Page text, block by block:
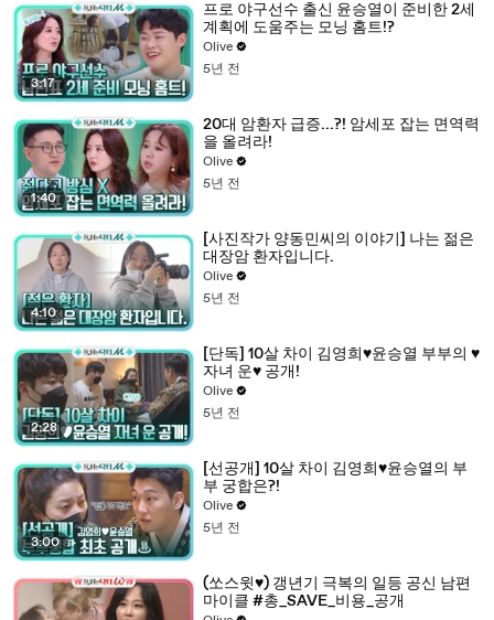
3:17
프로 야구선수 출신 윤승열이 준비한 2세
계획에 도움주는 모닝 홈트!?
Olive
5년 전
1:40
20대 암환자 급증...?! 암세포 잡는 면역력
을 올려라!
Olive
5년 전
4:10
[사진작가 양동민씨의 이야기] 나는 젊은
대장암 환자입니다.
Olive
5년 전
2:28
[단독] 10살 차이 김영희♥윤승열 부부의 ♥
자녀 운♥ 공개!
Olive
5년 전
3:00
[선공개] 10살 차이 김영희♥윤승열의 부
부 궁합은?!
Olive
5년 전
(쏘스윗♥) 갱년기 극복의 일등 공신 남편
마이클 #총_SAVE_비용_공개